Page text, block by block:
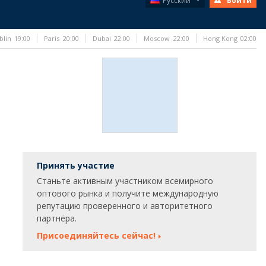
Принять участие
Станьте активным участником всемирного
оптового рынка и получите международную
репутацию проверенного и авторитетного
партнёра.
Присоединяйтесь сейчас!
19:00 Paris 20:00 Dubai 22:00 Moscow 22:00 Hong Kong 02:00